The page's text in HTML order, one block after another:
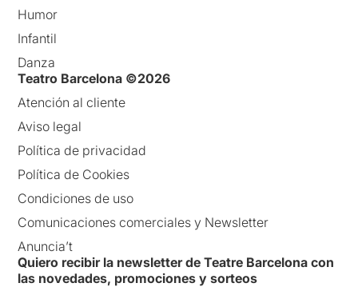
Humor
Infantil
Danza
Teatro Barcelona ©2026
Atención al cliente
Aviso legal
Política de privacidad
Política de Cookies
Condiciones de uso
Comunicaciones comerciales y Newsletter
Anuncia’t
Quiero recibir la newsletter de Teatre Barcelona con
las novedades, promociones y sorteos